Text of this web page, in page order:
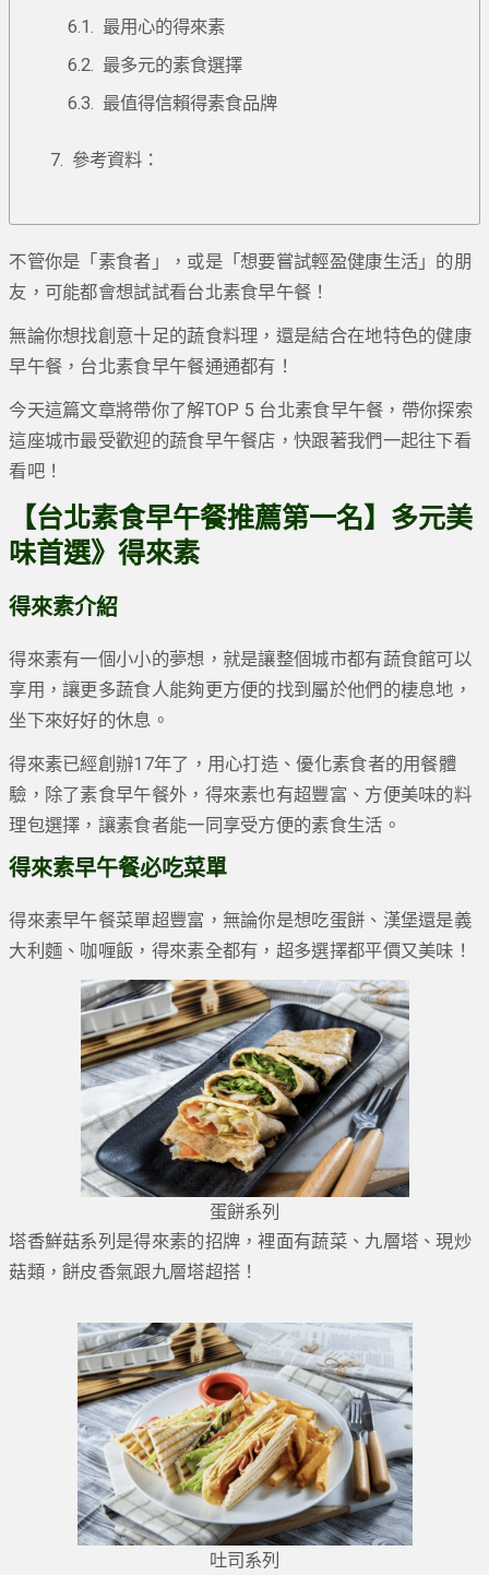
最用心的得來素
最多元的素食選擇
最值得信賴得素食品牌
參考資料：
不管你是「素食者」，或是「想要嘗試輕盈健康生活」的朋
友，可能都會想試試看台北素食早午餐！
無論你想找創意十足的蔬食料理，還是結合在地特色的健康
早午餐，台北素食早午餐通通都有！
今天這篇文章將帶你了解TOP 5 台北素食早午餐，帶你探索
這座城市最受歡迎的蔬食早午餐店，快跟著我們一起往下看
看吧！
【台北素食早午餐推薦第一名】多元美
味首選》得來素
得來素介紹
得來素有一個小小的夢想，就是讓整個城市都有蔬食館可以
享用，讓更多蔬食人能夠更方便的找到屬於他們的棲息地，
坐下來好好的休息。
得來素已經創辦17年了，用心打造、優化素食者的用餐體
驗，除了素食早午餐外，得來素也有超豐富、方便美味的料
理包選擇，讓素食者能一同享受方便的素食生活。
得來素早午餐必吃菜單
得來素早午餐菜單超豐富，無論你是想吃蛋餅、漢堡還是義
大利麵、咖喱飯，得來素全都有，超多選擇都平價又美味！
蛋餅系列
塔香鮮菇系列是得來素的招牌，裡面有蔬菜、九層塔、現炒
菇類，餅皮香氣跟九層塔超搭！
吐司系列